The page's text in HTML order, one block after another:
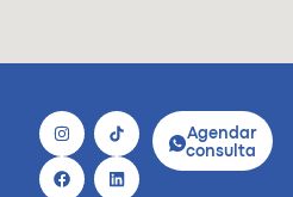
Agendar
consulta